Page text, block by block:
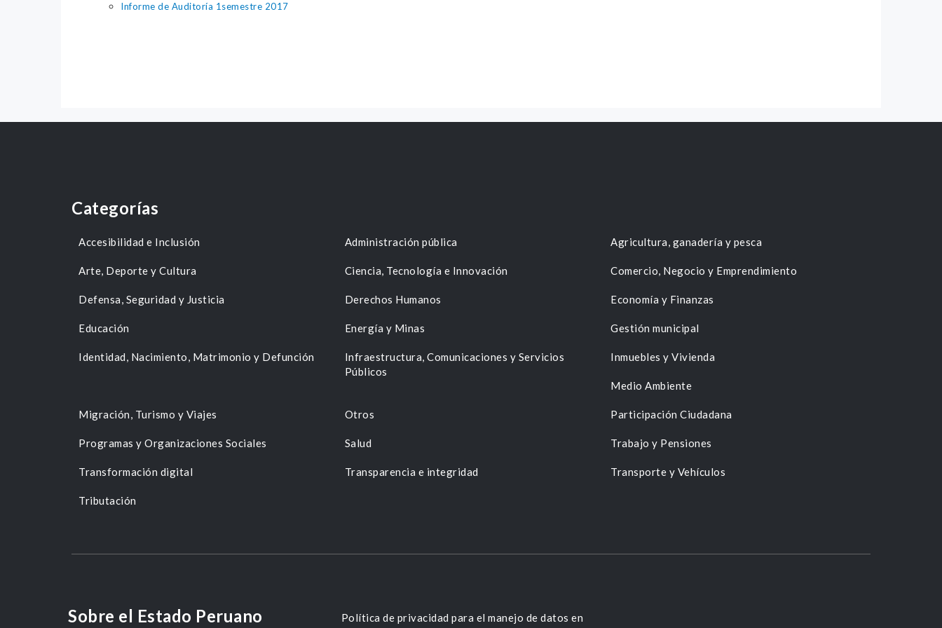
Informe de Auditoría 1semestre 2017
Categorías
Accesibilidad e Inclusión Administración pública Agricultura, ganadería y pesca
Arte, Deporte y Cultura Ciencia, Tecnología e Innovación Comercio, Negocio y Emprendimiento
Defensa, Seguridad y Justicia Derechos Humanos Economía y Finanzas
Educación Energía y Minas Gestión municipal
Identidad, Nacimiento, Matrimonio y Defunción
Infraestructura, Comunicaciones y Servicios
Públicos
Inmuebles y Vivienda
Medio Ambiente
Migración, Turismo y Viajes Otros Participación Ciudadana
Programas y Organizaciones Sociales Salud Trabajo y Pensiones
Transformación digital Transparencia e integridad Transporte y Vehículos
Tributación
Sobre el Estado Peruano
Política de privacidad para el manejo de datos en